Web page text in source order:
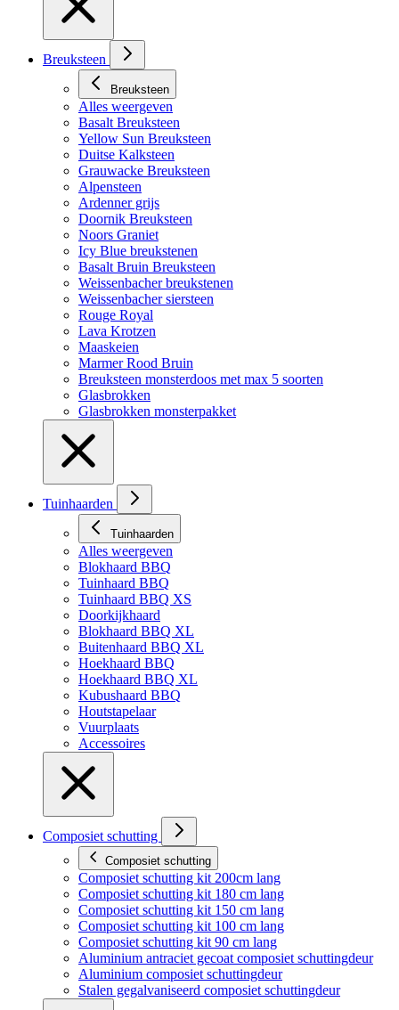
Breuksteen
Breuksteen
Alles weergeven
Basalt Breuksteen
Yellow Sun Breuksteen
Duitse Kalksteen
Grauwacke Breuksteen
Alpensteen
Ardenner grijs
Doornik Breuksteen
Noors Graniet
Icy Blue breukstenen
Basalt Bruin Breuksteen
Weissenbacher breukstenen
Weissenbacher siersteen
Rouge Royal
Lava Krotzen
Maaskeien
Marmer Rood Bruin
Breuksteen monsterdoos met max 5 soorten
Glasbrokken
Glasbrokken monsterpakket
Tuinhaarden
Tuinhaarden
Alles weergeven
Blokhaard BBQ
Tuinhaard BBQ
Tuinhaard BBQ XS
Doorkijkhaard
Blokhaard BBQ XL
Buitenhaard BBQ XL
Hoekhaard BBQ
Hoekhaard BBQ XL
Kubushaard BBQ
Houtstapelaar
Vuurplaats
Accessoires
Composiet schutting
Composiet schutting
Composiet schutting kit 200cm lang
Composiet schutting kit 180 cm lang
Composiet schutting kit 150 cm lang
Composiet schutting kit 100 cm lang
Composiet schutting kit 90 cm lang
Aluminium antraciet gecoat composiet schuttingdeur
Aluminium composiet schuttingdeur
Stalen gegalvaniseerd composiet schuttingdeur